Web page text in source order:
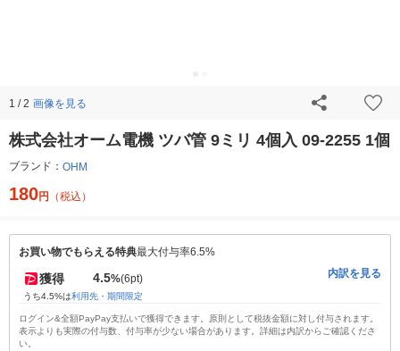
1 / 2 画像を見る
株式会社オーム電機 ツバ管 9ミリ 4個入 09-2255 1個
ブランド： OHM
180円 （税込）
お買い物でもらえる特典最大付与率6.5%
獲得 4.5%(6pt)
うち4.5%は利用先・期間限定
内訳を見る
ログイン&全額PayPay支払いで獲得できます。原則として税抜金額に対し付与されます。
表示よりも実際の付与数、付与率が少ない場合があります。詳細は内訳からご確認くださ
い。